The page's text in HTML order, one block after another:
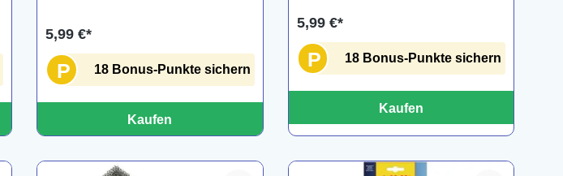
5,99 €*
P 18 Bonus-Punkte sichern
Kaufen
5,99 €*
P 18 Bonus-Punkte sichern
Kaufen